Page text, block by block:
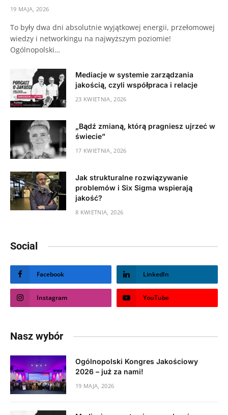
19 MAJA, 2026
To były dwa dni absolutnie wyjątkowej energii, przełomowej
wiedzy i networkingu na najwyższym poziomie!
Ogólnopolski…
Mediacje w systemie zarządzania
jakością, czyli współpraca i relacje
23 KWIETNIA, 2026
„Bądź zmianą, którą pragniesz ujrzeć w
świecie”
17 KWIETNIA, 2026
Jak strukturalne rozwiązywanie
problemów i Six Sigma wspierają
jakość?
8 KWIETNIA, 2026
Social
Facebook LinkedIn
Instagram YouTube
Nasz wybór
Ogólnopolski Kongres Jakościowy
2026 – już za nami!
19 MAJA, 2026